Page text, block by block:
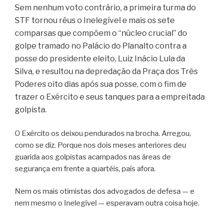
Sem nenhum voto contrário, a primeira turma do
STF tornou réus o Inelegível e mais os sete
comparsas que compõem o “núcleo crucial” do
golpe tramado no Palácio do Planalto contra a
posse do presidente eleito, Luiz Inácio Lula da
Silva, e resultou na depredação da Praça dos Três
Poderes oito dias após sua posse, com o fim de
trazer o Exército e seus tanques para a empreitada
golpista.
O Exército os deixou pendurados na brocha. Arregou,
como se diz. Porque nos dois meses anteriores deu
guarida aos golpistas acampados nas áreas de
segurança em frente a quartéis, país afora.
Nem os mais otimistas dos advogados de defesa — e
nem mesmo o Inelegível — esperavam outra coisa hoje.